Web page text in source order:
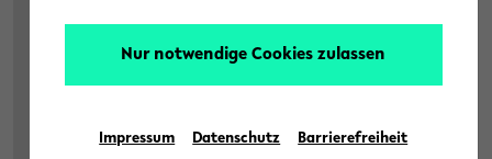
Nur notwendige Cookies zulassen
Impressum Datenschutz Barrierefreiheit